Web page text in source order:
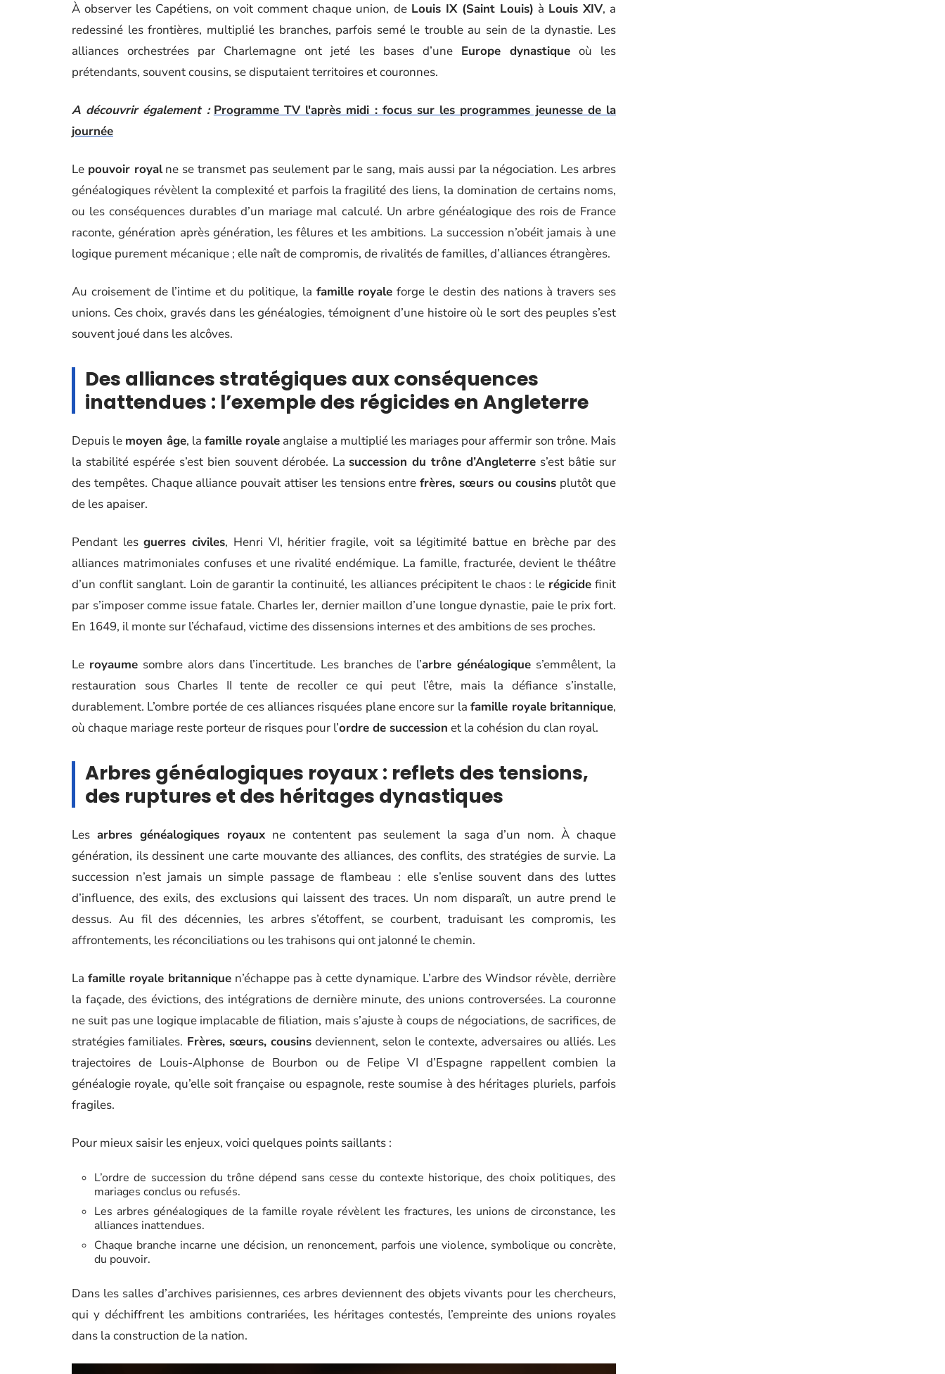
À observer les Capétiens, on voit comment chaque union, de Louis IX (Saint Louis) à Louis XIV, a
redessiné les frontières, multiplié les branches, parfois semé le trouble au sein de la dynastie. Les
alliances orchestrées par Charlemagne ont jeté les bases d’une Europe dynastiqueoù les
prétendants, souvent cousins, se disputaient territoires et couronnes.
A découvrir également : Programme TV l'après midi : focus sur les programmes jeunesse de la
journée
Le pouvoir royalne se transmet pas seulement par le sang, mais aussi par la négociation. Les arbres
généalogiques révèlent la complexité et parfois la fragilité des liens, la domination de certains noms,
ou les conséquences durables d’un mariage mal calculé. Un arbre généalogique des rois de France
raconte, génération après génération, les fêlures et les ambitions. La succession n’obéit jamais à une
logique purement mécanique ; elle naît de compromis, de rivalités de familles, d’alliances étrangères.
Au croisement de l’intime et du politique, la famille royale forge le destin des nations à travers ses
unions. Ces choix, gravés dans les généalogies, témoignent d’une histoire où le sort des peuples s’est
souvent joué dans les alcôves.
Des alliances stratégiques aux conséquences
inattendues : l’exemple des régicides en Angleterre
Depuis le moyen âge, la famille royale anglaise a multiplié les mariages pour affermir son trône. Mais
la stabilité espérée s’est bien souvent dérobée. La succession du trône d’Angleterre s’est bâtie sur
des tempêtes. Chaque alliance pouvait attiser les tensions entrefrères, sœurs ou cousins plutôt que
de les apaiser.
Pendant lesguerres civiles, Henri VI, héritier fragile, voit sa légitimité battue en brèche par des
alliances matrimoniales confuses et une rivalité endémique. La famille, fracturée, devient le théâtre
d’un conflit sanglant. Loin de garantir la continuité, les alliances précipitent le chaos : le régicide finit
par s’imposer comme issue fatale. Charles Ier, dernier maillon d’une longue dynastie, paie le prix fort.
En 1649, il monte sur l’échafaud, victime des dissensions internes et des ambitions de ses proches.
Le royaume sombre alors dans l’incertitude. Les branches de l’arbre généalogique s’emmêlent, la
restauration sous Charles II tente de recoller ce qui peut l’être, mais la défiance s’installe,
durablement. L’ombre portée de ces alliances risquées plane encore sur lafamille royale britannique,
où chaque mariage reste porteur de risques pour l’ordre de succession et la cohésion du clan royal.
Arbres généalogiques royaux : reflets des tensions,
des ruptures et des héritages dynastiques
Les arbres généalogiques royauxne contentent pas seulement la saga d’un nom. À chaque
génération, ils dessinent une carte mouvante des alliances, des conflits, des stratégies de survie. La
succession n’est jamais un simple passage de flambeau : elle s’enlise souvent dans des luttes
d’influence, des exils, des exclusions qui laissent des traces. Un nom disparaît, un autre prend le
dessus. Au fil des décennies, les arbres s’étoffent, se courbent, traduisant les compromis, les
affrontements, les réconciliations ou les trahisons qui ont jalonné le chemin.
La famille royale britannique n’échappe pas à cette dynamique. L’arbre des Windsor révèle, derrière
la façade, des évictions, des intégrations de dernière minute, des unions controversées. La couronne
ne suit pas une logique implacable de filiation, mais s’ajuste à coups de négociations, de sacrifices, de
stratégies familiales. Frères, sœurs, cousins deviennent, selon le contexte, adversaires ou alliés. Les
trajectoires de Louis-Alphonse de Bourbon ou de Felipe VI d’Espagne rappellent combien la
généalogie royale, qu’elle soit française ou espagnole, reste soumise à des héritages pluriels, parfois
fragiles.
Pour mieux saisir les enjeux, voici quelques points saillants :
L’ordre de succession du trône dépend sans cesse du contexte historique, des choix politiques, des
mariages conclus ou refusés.
Les arbres généalogiques de la famille royale révèlent les fractures, les unions de circonstance, les
alliances inattendues.
Chaque branche incarne une décision, un renoncement, parfois une violence, symbolique ou concrète,
du pouvoir.
Dans les salles d’archives parisiennes, ces arbres deviennent des objets vivants pour les chercheurs,
qui y déchiffrent les ambitions contrariées, les héritages contestés, l’empreinte des unions royales
dans la construction de la nation.